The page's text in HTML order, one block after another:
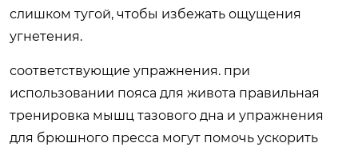
слишком тугой, чтобы избежать ощущения
угнетения.
соответствующие упражнения. при
использовании пояса для живота правильная
тренировка мышц тазового дна и упражнения
для брюшного пресса могут помочь ускорить